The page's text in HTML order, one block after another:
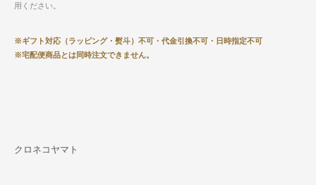
用ください。
※ギフト対応（ラッピング・熨斗）不可・代金引換不可・日時指定不可
※宅配便商品とは同時注文できません。
クロネコヤマト